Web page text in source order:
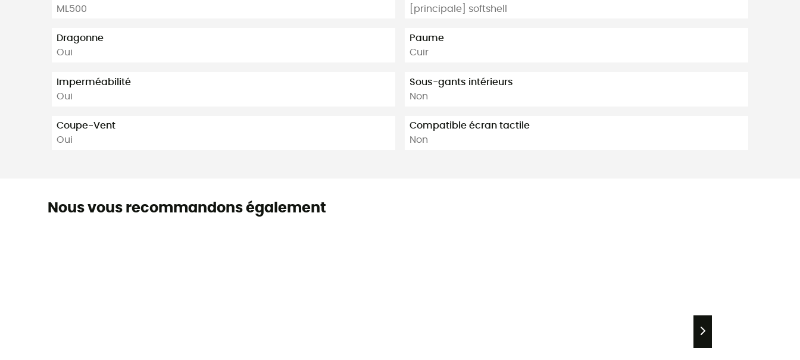
ML500
Dragonne
Oui
Imperméabilité
Oui
Coupe-Vent
Oui
[principale] softshell
Paume
Cuir
Sous-gants intérieurs
Non
Compatible écran tactile
Non
Nous vous recommandons également